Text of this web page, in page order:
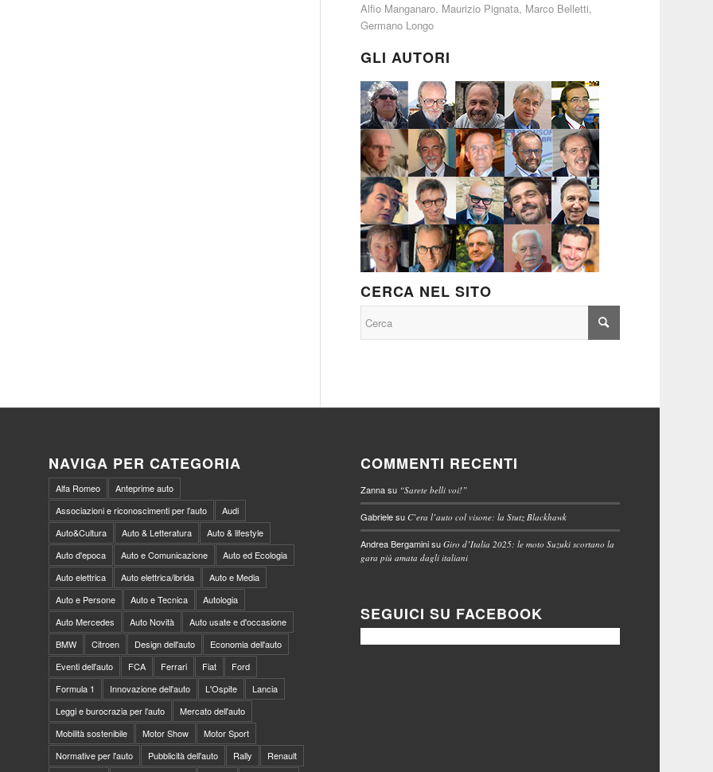
Alfio Manganaro, Maurizio Pignata, Marco Belletti,
Germano Longo
GLI AUTORI
CERCA NEL SITO
NAVIGA PER CATEGORIA
Alfa Romeo
Anteprime auto
Associazioni e riconoscimenti per l'auto
Audi
Auto&Cultura
Auto & Letteratura
Auto & lifestyle
Auto d'epoca
Auto e Comunicazione
Auto ed Ecologia
Auto elettrica
Auto elettrica/ibrida
Auto e Media
Auto e Persone
Auto e Tecnica
Autologia
Auto Mercedes
Auto Novità
Auto usate e d'occasione
BMW
Citroen Design dell'auto
Economia dell'auto
Eventi dell'auto
FCA Ferrari Fiat
Ford
Formula 1
Innovazione dell'auto L'Ospite
Lancia
Leggi e burocrazia per l'auto
Mercato dell'auto
Mobilità sostenibile
Motor Show
Motor Sport
Normative per l'auto
Pubblicità dell'auto Rally
Renault
COMMENTI RECENTI
Zannasu “Sarete belli voi!”
GabrielesuC’era l’auto col visone: la Stutz Blackhawk
Andrea BergaminisuGiro d’Italia 2025: le moto Suzuki scortano la
gara più amata dagli italiani
SEGUICI SU FACEBOOK